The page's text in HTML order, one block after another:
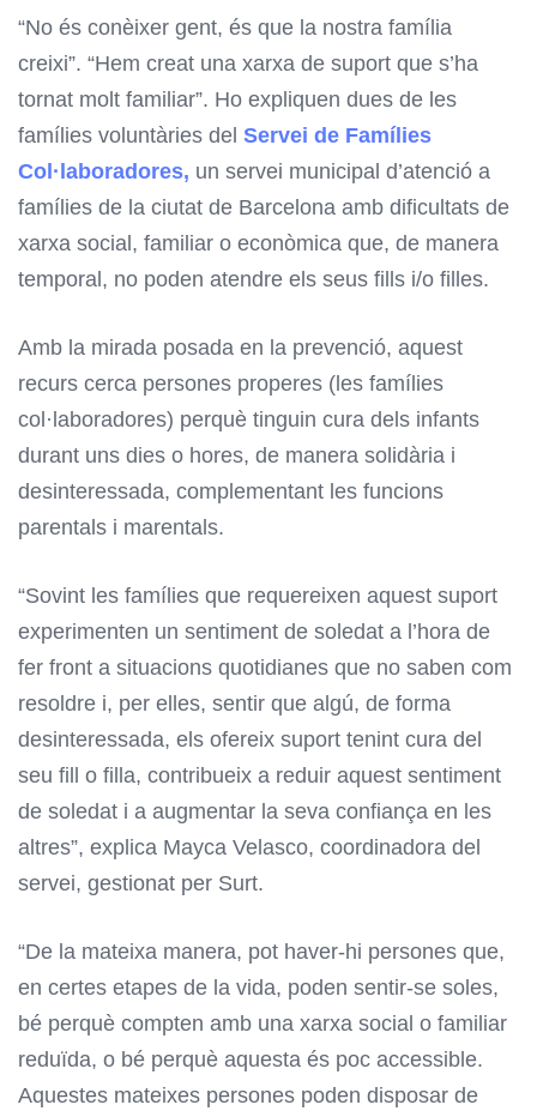
“No és conèixer gent, és que la nostra família
creixi”. “Hem creat una xarxa de suport que s’ha
tornat molt familiar”. Ho expliquen dues de les
famílies voluntàries del Servei de Famílies
Col·laboradores, un servei municipal d’atenció a
famílies de la ciutat de Barcelona amb dificultats de
xarxa social, familiar o econòmica que, de manera
temporal, no poden atendre els seus fills i/o filles.
Amb la mirada posada en la prevenció, aquest
recurs cerca persones properes (les famílies
col·laboradores) perquè tinguin cura dels infants
durant uns dies o hores, de manera solidària i
desinteressada, complementant les funcions
parentals i marentals.
“Sovint les famílies que requereixen aquest suport
experimenten un sentiment de soledat a l’hora de
fer front a situacions quotidianes que no saben com
resoldre i, per elles, sentir que algú, de forma
desinteressada, els ofereix suport tenint cura del
seu fill o filla, contribueix a reduir aquest sentiment
de soledat i a augmentar la seva confiança en les
altres”, explica Mayca Velasco, coordinadora del
servei, gestionat per Surt.
“De la mateixa manera, pot haver-hi persones que,
en certes etapes de la vida, poden sentir-se soles,
bé perquè compten amb una xarxa social o familiar
reduïda, o bé perquè aquesta és poc accessible.
Aquestes mateixes persones poden disposar de